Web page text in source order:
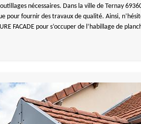
nécessaires. Dans la ville de Ternay
pour fournir des travaux de qualité. Ainsi,
FACADE pour s’occuper de l’habillage de